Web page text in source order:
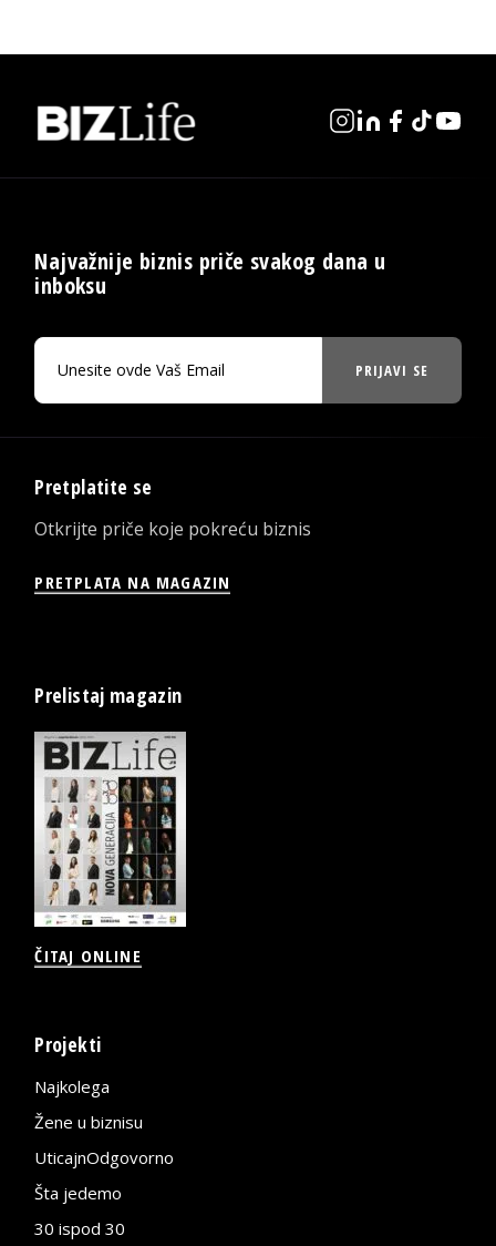
Najvažnije biznis priče svakog dana u
inboksu
PRIJAVI SE
Pretplatite se
Otkrijte priče koje pokreću biznis
PRETPLATA NA MAGAZIN
Prelistaj magazin
ČITAJ ONLINE
Projekti
Najkolega
Žene u biznisu
UticajnOdgovorno
Šta jedemo
30 ispod 30